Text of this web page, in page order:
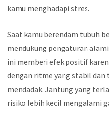
kamu menghadapi stres.
Saat kamu berendam tubuh
mendukung pengaturan
ini memberi efek positif
dengan ritme yang stabil
mendadak. Jantung yang
risiko lebih kecil mengalami